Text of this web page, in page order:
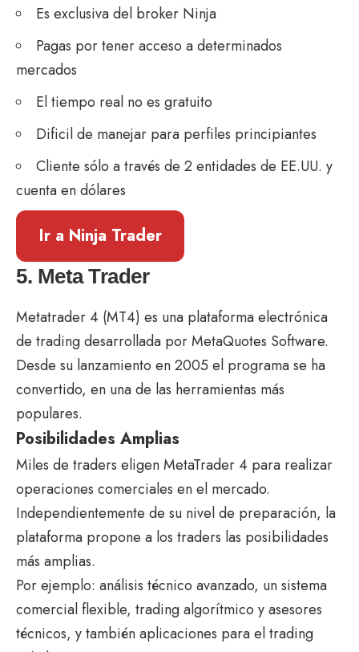
Es exclusiva del broker Ninja
Pagas por tener acceso a determinados
mercados
El tiempo real no es gratuito
Dificil de manejar para perfiles principiantes
Cliente sólo a través de 2 entidades de EE.UU. y
cuenta en dólares
Ir a Ninja Trader
5. Meta Trader
Metatrader 4 (MT4) es una plataforma electrónica
de trading desarrollada por MetaQuotes Software.
Desde su lanzamiento en 2005 el programa se ha
convertido, en una de las herramientas más
populares.
Posibilidades Amplias
Miles de traders eligen MetaTrader 4 para realizar
operaciones comerciales en el mercado.
Independientemente de su nivel de preparación, la
plataforma propone a los traders las posibilidades
más amplias.
Por ejemplo: análisis técnico avanzado, un sistema
comercial flexible, trading algorítmico y asesores
técnicos, y también aplicaciones para el trading